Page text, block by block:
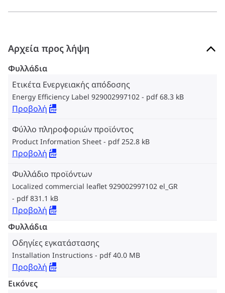
Αρχεία προς λήψη
Φυλλάδια
Ετικέτα Ενεργειακής απόδοσης
Energy Efficiency Label 929002997102 pdf 68.3 kB
Προβολή
Φύλλο πληροφοριών προϊόντος
Product Information Sheet pdf 252.8 kB
Προβολή
Φυλλάδιο προϊόντων
Localized commercial leaflet 929002997102 el_GR
pdf 831.1 kB
Προβολή
Φυλλάδια
Οδηγίες εγκατάστασης
Installation Instructions pdf 40.0 MB
Προβολή
Εικόνες